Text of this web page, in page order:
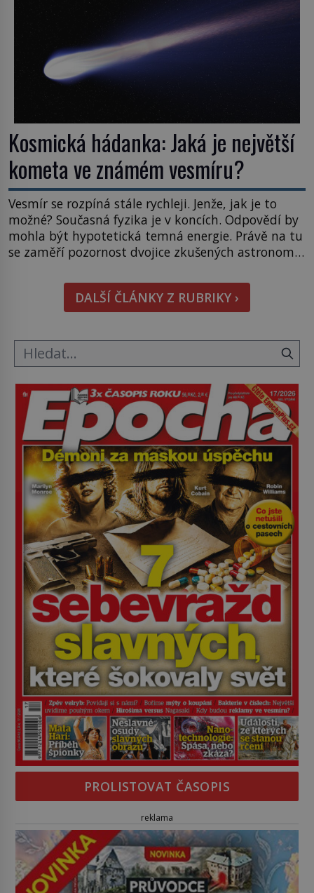
napovídá, kde bychom jednou […]
Kosmická hádanka: Jaká je největší
kometa ve známém vesmíru?
Vesmír se rozpíná stále rychleji. Jenže, jak je to
možné? Současná fyzika je v koncích. Odpovědí by
mohla být hypotetická temná energie. Právě na tu
se zaměří pozornost dvojice zkušených astronomů.
hmatatelnějšího. Naprosto rekordní kometu!
Astronomové Pedro Bernardinelli a Gary Bernstein
mravenčí prací zkoumají archivní snímky v rámci
DALŠÍ ČLÁNKY Z RUBRIKY ›
PROLISTOVAT ČASOPIS
reklama